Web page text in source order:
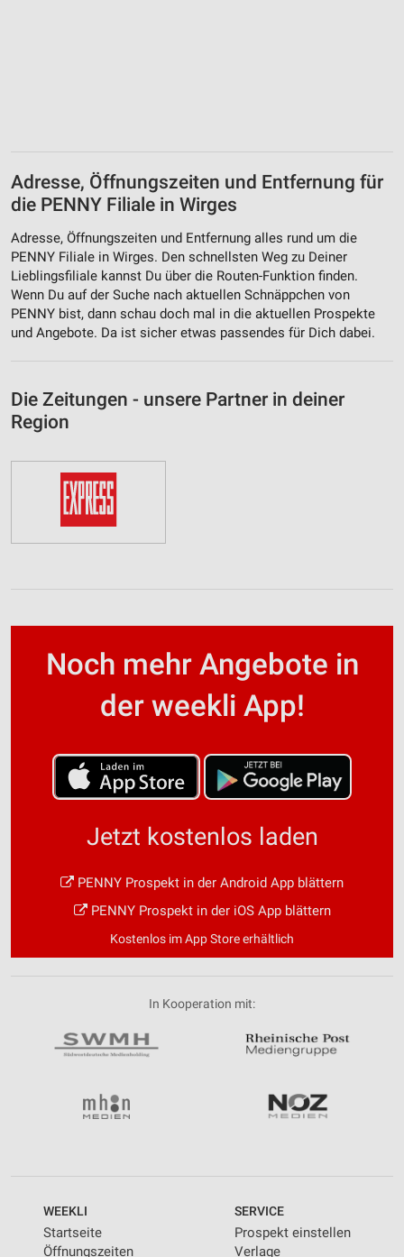
Adresse, Öffnungszeiten und Entfernung für
die PENNY Filiale in Wirges
Adresse, Öffnungszeiten und Entfernung alles rund um die
PENNY Filiale in Wirges. Den schnellsten Weg zu Deiner
Lieblingsfiliale kannst Du über die Routen-Funktion finden.
Wenn Du auf der Suche nach aktuellen Schnäppchen von
PENNY bist, dann schau doch mal in die aktuellen Prospekte
und Angebote. Da ist sicher etwas passendes für Dich dabei.
Die Zeitungen - unsere Partner in deiner
Region
Noch mehr Angebote in
der weekli App!
Jetzt kostenlos laden
PENNY Prospekt in der Android App blättern
PENNY Prospekt in der iOS App blättern
Kostenlos im App Store erhältlich
In Kooperation mit:
WEEKLI
Startseite
Öffnungszeiten
SERVICE
Prospekt einstellen
Verlage